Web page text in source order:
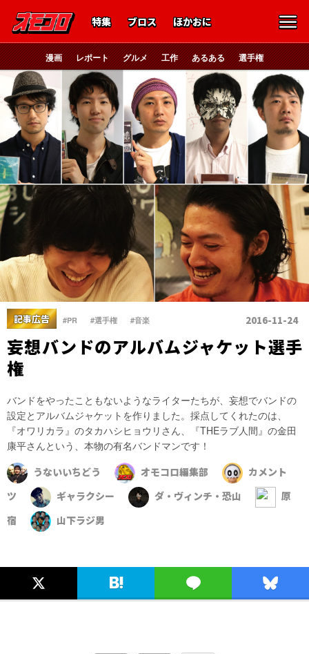
特集 ブロス ほかおに
漫画 レポート グルメ 工作 あるある 選手権
記事広告 #PR #選手権 #音楽 2016-11-24
妄想バンドのアルバムジャケット選手
権
バンドをやったこともないようなライターたちが、妄想でバンドの
設定とアルバムジャケットを作りました。採点してくれたのは、
『オワリカラ』のタカハシヒョウリさん、『THEラブ人間』の金田
康平さんという、本物の有名バンドマンです！
うないいちどう
オモコロ編集部
カメント
ツ
ギャラクシー ダ・ヴィンチ・恐山
原
宿
山下ラジ男